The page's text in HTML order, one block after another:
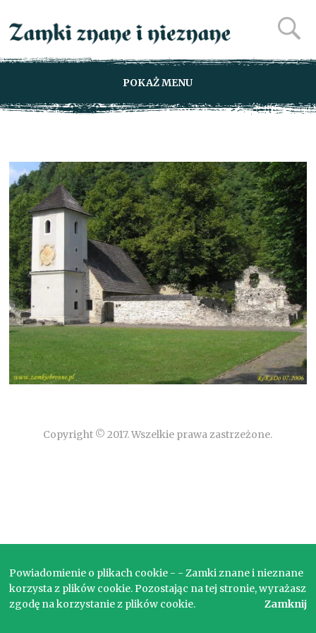
POKAŻ MENU
Copyright © 2017. Wszelkie prawa zastrzeżone.
Powiadomienie o plikach cookie - - Zamki znane i nieznane
korzysta z plików cookie. Pozostając na tej stronie, wyrażasz
zgodę na korzystanie z plików cookie.
Zamknij